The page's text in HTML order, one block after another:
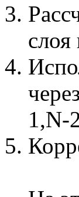
через
1,N-